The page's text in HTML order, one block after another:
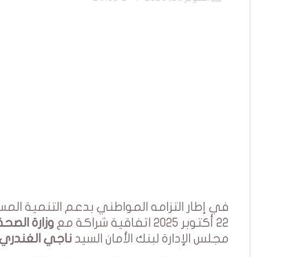
في إطار التزامه المواطني بدعم التنمية
22 أكتوبر 2025 اتفاقية شراكة مع
وزارة
مجلس الإدارة لبنك الأمان السيد ناجي